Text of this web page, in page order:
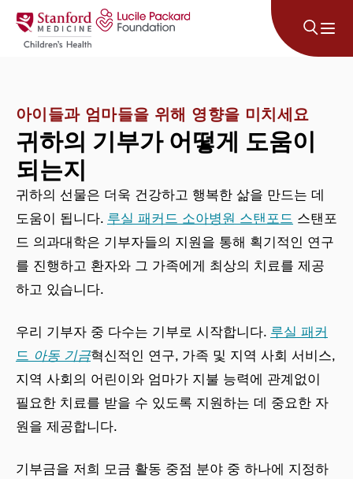
콘텐츠로 건너뛰기
아이들과 엄마들을 위해 영향을 미치세요
귀하의 기부가 어떻게 도움이
되는지
귀하의 선물은 더욱 건강하고 행복한 삶을 만드는 데
도움이 됩니다. 루실 패커드 소아병원 스탠포드 스탠포
드 의과대학은 기부자들의 지원을 통해 획기적인 연구
를 진행하고 환자와 그 가족에게 최상의 치료를 제공
하고 있습니다.
우리 기부자 중 다수는 기부로 시작합니다. 루실 패커
드 아동 기금혁신적인 연구, 가족 및 지역 사회 서비스,
지역 사회의 어린이와 엄마가 지불 능력에 관계없이
필요한 치료를 받을 수 있도록 지원하는 데 중요한 자
원을 제공합니다.
기부금을 저희 모금 활동 중점 분야 중 하나에 지정하